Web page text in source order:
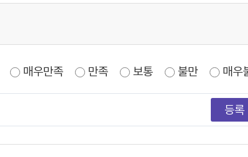
매우만족 만족 보통 불만 매우